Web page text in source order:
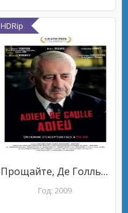
HDRip
Прощайте, Де Голль, прощайте
Год: 2009